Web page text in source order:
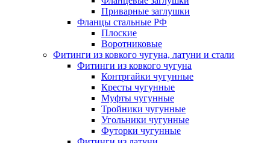
Приварные заглушки
Фланцы стальные РФ
Плоские
Воротниковые
Фитинги из ковкого чугуна, латуни и стали
Фитинги из ковкого чугуна
Контргайки чугунные
Кресты чугунные
Муфты чугунные
Тройники чугунные
Угольники чугунные
Футорки чугунные